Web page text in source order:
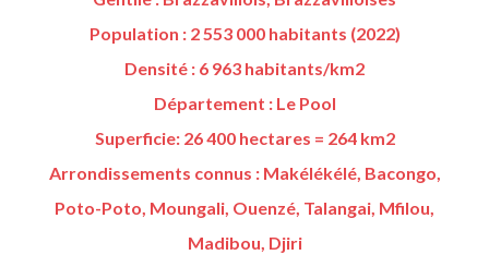
Population : 2 553 000 habitants (2022)
Densité : 6 963 habitants/km2
Département : Le Pool
Superficie: 26 400 hectares = 264 km2
Arrondissements connus : Makélékélé, Bacongo,
Poto-Poto, Moungali, Ouenzé, Talangai, Mfilou,
Madibou, Djiri